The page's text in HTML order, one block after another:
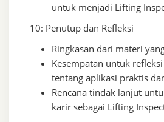
untuk menjadi Lifting
10: Penutup dan Refleksi
Ringkasan dari materi
Kesempatan untuk
tentang aplikasi praktis
Rencana tindak lanjut
karir sebagai Lifting